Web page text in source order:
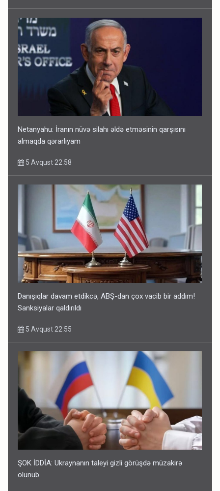
Netanyahu: İranın nüvə silahı əldə etməsinin qarşısını
almaqda qərarlıyam
5 Avqust 22:58
Danışıqlar davam etdikcə, ABŞ-dan çox vacib bir addım!
Sanksiyalar qaldırıldı
5 Avqust 22:55
ŞOK İDDİA: Ukraynanın taleyi gizli görüşdə müzakirə
olunub